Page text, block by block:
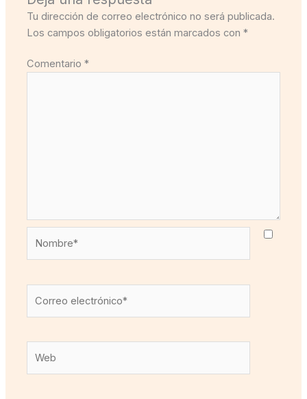
Tu dirección de correo electrónico no será publicada.
Los campos obligatorios están marcados con*
Comentario*
electrónico*